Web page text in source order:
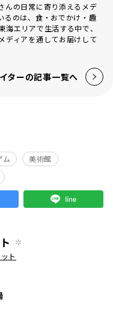
んの日常に寄り添えるメデ
るのは、食・おでかけ・趣
エリアで生活する中で、
ディアを通してお届けして
ターの記事一覧へ
ム
美術館
ト